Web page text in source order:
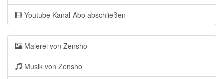
Youtube Kanal-Abo abschließen
Malerei von Zensho
Musik von Zensho